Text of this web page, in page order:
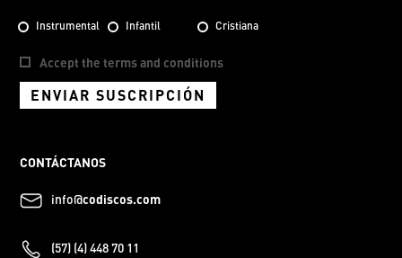
Instrumental Infantil Cristiana
Accept the terms and conditions
ENVIAR SUSCRIPCIÓN
CONTÁCTANOS
info@codiscos.com
(57) (4) 448 70 11